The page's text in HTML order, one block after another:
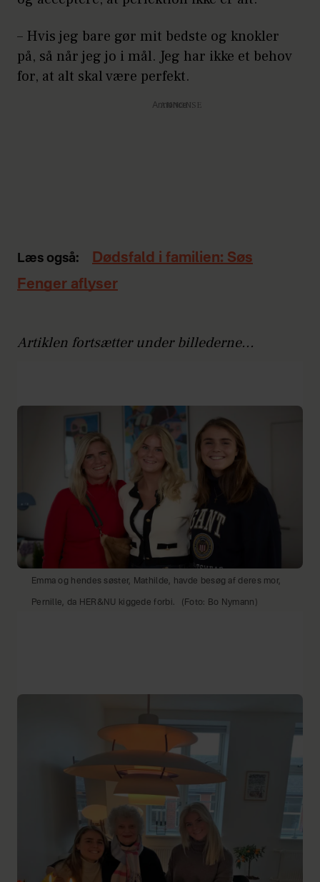
– Hvis jeg bare gør mit bedste og knokler
på, så når jeg jo i mål. Jeg har ikke et behov
for, at alt skal være perfekt.
Annonce
Læs også:
Dødsfald i familien: Søs
Fenger aflyser
Artiklen fortsætter under billederne...
Emma og hendes søster, Mathilde, havde besøg af deres mor,
Pernille, da HER&NU kiggede forbi. (Foto: Bo Nymann)